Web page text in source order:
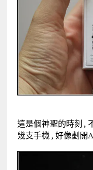
這是個神聖的時刻 ,
幾支手機 , 好像劃開